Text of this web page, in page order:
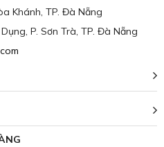
Khánh, TP. Đà Nẵng
P. Sơn Trà, TP. Đà Nẵng